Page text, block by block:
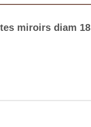
miroirs diam 18